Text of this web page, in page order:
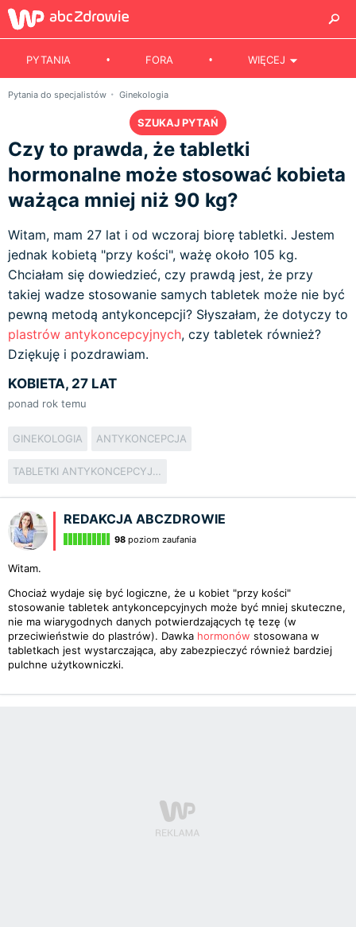
PYTANIA FORA WIĘCEJ
Pytania do specjalistów Ginekologia
SZUKAJ PYTAŃ
Czy to prawda, że tabletki
hormonalne może stosować kobieta
ważąca mniej niż 90 kg?
Witam, mam 27 lat i od wczoraj biorę tabletki. Jestem
jednak kobietą "przy kości", ważę około 105 kg.
Chciałam się dowiedzieć, czy prawdą jest, że przy
takiej wadze stosowanie samych tabletek może nie być
pewną metodą antykoncepcji? Słyszałam, że dotyczy to
plastrów antykoncepcyjnych, czy tabletek również?
Dziękuję i pozdrawiam.
KOBIETA, 27 LAT
ponad rok temu
GINEKOLOGIA ANTYKONCEPCJA
TABLETKI ANTYKONCEPCYJNE
REDAKCJA ABCZDROWIE
98 poziom zaufania
Witam.
Chociaż wydaje się być logiczne, że u kobiet "przy kości"
stosowanie tabletek antykoncepcyjnych może być mniej skuteczne,
nie ma wiarygodnych danych potwierdzających tę tezę (w
przeciwieństwie do plastrów). Dawka hormonów stosowana w
tabletkach jest wystarczająca, aby zabezpieczyć również bardziej
pulchne użytkowniczki.